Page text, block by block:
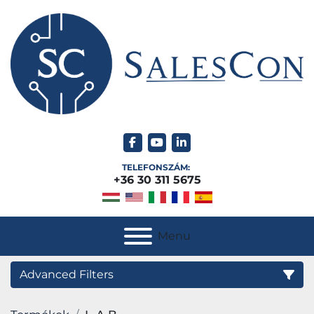
facebook
youtubelinkedin
TELEFONSZÁM:
+36 30 311 5675
Menu
Advanced Filters